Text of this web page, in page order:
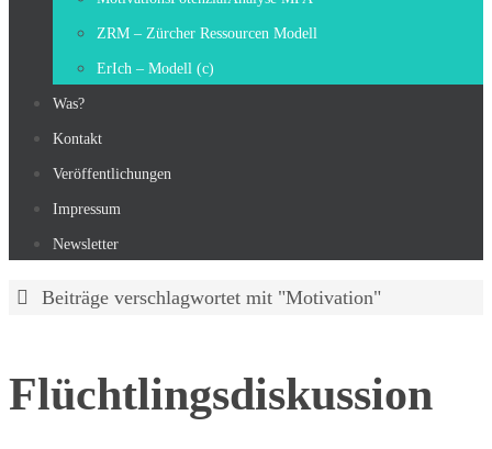
ZRM – Zürcher Ressourcen Modell
ErIch – Modell (c)
Was?
Kontakt
Veröffentlichungen
Impressum
Newsletter
StartBeiträge verschlagwortet mit "Motivation"
Flüchtlingsdiskussion